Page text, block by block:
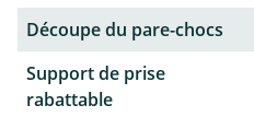
Découpe du pare-chocs
Support de prise
rabattable